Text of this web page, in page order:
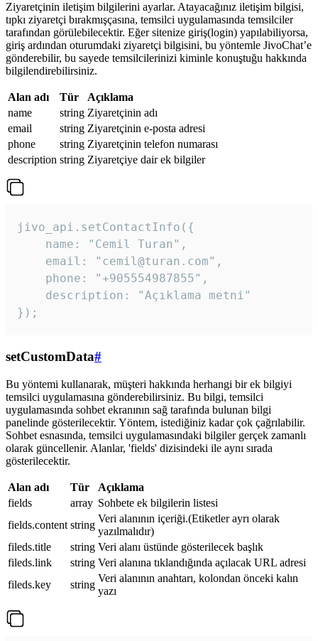
Ziyaretçinin iletişim bilgilerini ayarlar. Atayacağınız iletişim bilgisi,
tıpkı ziyaretçi bırakmışçasına, temsilci uygulamasında temsilciler
tarafından görülebilecektir. Eğer sitenize giriş(login) yapılabiliyorsa,
giriş ardından oturumdaki ziyaretçi bilgisini, bu yöntemle JivoChat’e
gönderebilir, bu sayede temsilcilerinizi kiminle konuştuğu hakkında
bilgilendirebilirsiniz.
Alan adı Tür
Açıklama
name
string Ziyaretçinin adı
email
string Ziyaretçinin e-posta adresi
phone
string Ziyaretçinin telefon numarası
description string Ziyaretçiye dair ek bilgiler
jivo_api.setContactInfo({
    name: "Cemil Turan",
    email: "cemil@turan.com",
    phone: "+905554987855",
    description: "Açıklama metni"
});
setCustomData#
Bu yöntemi kullanarak, müşteri hakkında herhangi bir ek bilgiyi
temsilci uygulamasına gönderebilirsiniz. Bu bilgi, temsilci
uygulamasında sohbet ekranının sağ tarafında bulunan bilgi
panelinde gösterilecektir. Yöntem, istediğiniz kadar çok çağrılabilir.
Sohbet esnasında, temsilci uygulamasındaki bilgiler gerçek zamanlı
olarak güncellenir. Alanlar, 'fields' dizisindeki ile aynı sırada
gösterilecektir.
Alan adı Tür
Açıklama
fields
array Sohbete ek bilgilerin listesi
fields.content string
Veri alanının içeriği.(Etiketler ayrı olarak
yazılmalıdır)
fileds.title
string Veri alanı üstünde gösterilecek başlık
fileds.link
string Veri alanına tıklandığında açılacak URL adresi
fileds.key
string
Veri alanının anahtarı, kolondan önceki kalın
yazı